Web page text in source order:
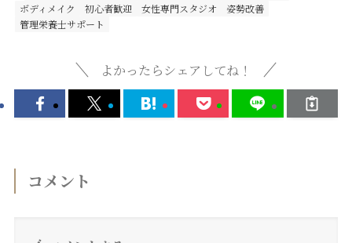
ボディメイク
初心者歓迎 女性専門スタジオ
姿勢改善
管理栄養士サポート
よかったらシェアしてね！
コメント